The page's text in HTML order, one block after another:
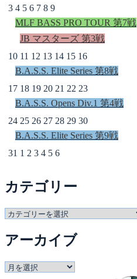
3 4 5 6 7 8 9
MLF BASS PRO TOUR 第7戦
JB マスターズ 第3戦
10 11 12 13 14 15 16
B.A.S.S. Elite Series 第8戦
17 18 19 20 21 22 23
B.A.S.S. Opens Div.1 第4戦
24 25 26 27 28 29 30
B.A.S.S. Elite Series 第9戦
31 1 2 3 4 5 6
カテゴリー
カ
ゴ
ー
アーカイブ
ア